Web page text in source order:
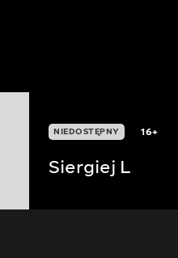
NIEDOSTĘPNY 16+
Siergiej L